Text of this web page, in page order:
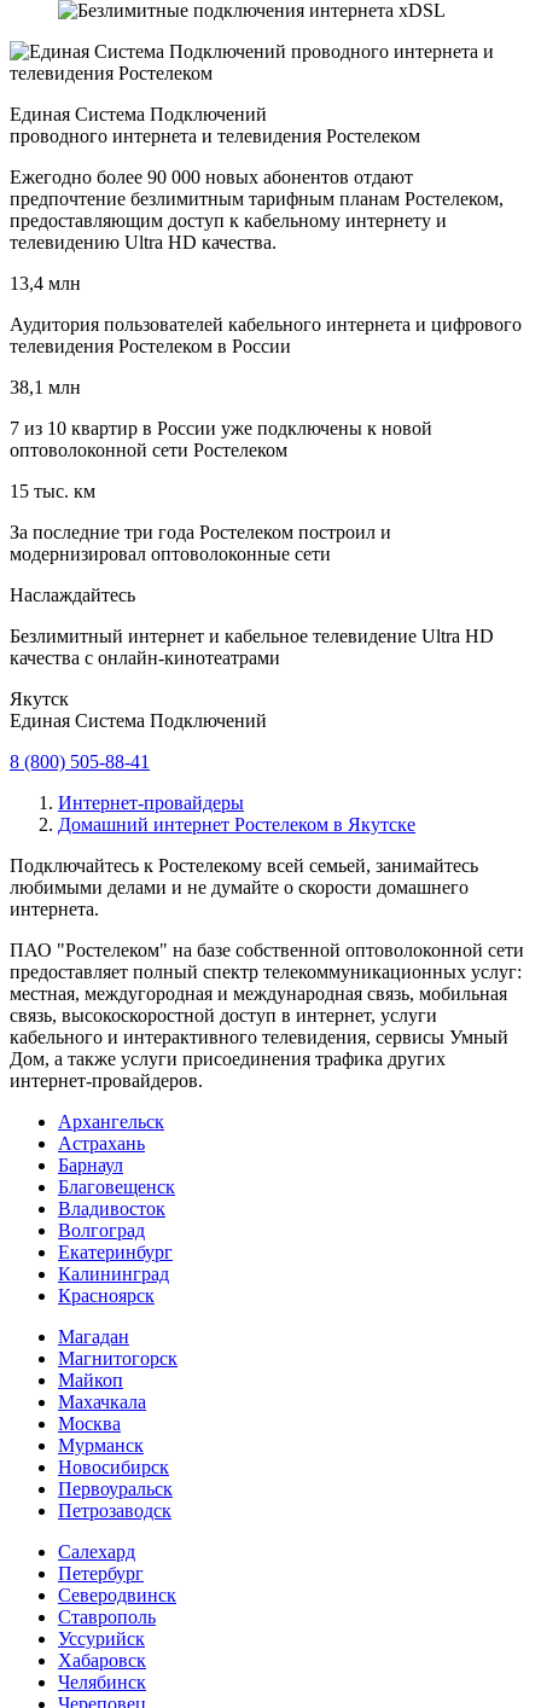
Единая Система Подключений
проводного интернета и телевидения Ростелеком
Ежегодно более 90 000 новых абонентов отдают
предпочтение безлимитным тарифным планам Ростелеком,
предоставляющим доступ к кабельному интернету и
телевидению Ultra HD качества.
13,4 млн
Аудитория пользователей кабельного интернета и цифрового
телевидения Ростелеком в России
38,1 млн
7 из 10 квартир в России уже подключены к новой
оптоволоконной сети Ростелеком
15 тыс. км
За последние три года Ростелеком построил и
модернизировал оптоволоконные сети
Наслаждайтесь
Безлимитный интернет и кабельное телевидение Ultra HD
качества с онлайн-кинотеатрами
Якутск
Единая Система Подключений
8 (800) 505-88-41
Интернет-провайдеры
Домашний интернет Ростелеком в Якутске
Подключайтесь к Ростелекому всей семьей, занимайтесь
любимыми делами и не думайте о скорости домашнего
интернета.
ПАО "Ростелеком" на базе собственной оптоволоконной сети
предоставляет полный спектр телекоммуникационных услуг:
местная, междугородная и международная связь, мобильная
связь, высокоскоростной доступ в интернет, услуги
кабельного и интерактивного телевидения, сервисы Умный
Дом, а также услуги присоединения трафика других
интернет-провайдеров.
Архангельск
Астрахань
Барнаул
Благовещенск
Владивосток
Волгоград
Екатеринбург
Калининград
Красноярск
Магадан
Магнитогорск
Майкоп
Махачкала
Москва
Мурманск
Новосибирск
Первоуральск
Петрозаводск
Салехард
Петербург
Северодвинск
Ставрополь
Уссурийск
Хабаровск
Челябинск
Череповец